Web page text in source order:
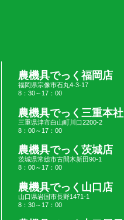
農機具でっく福岡店
福岡県宗像市石丸4-3-17
8：30～17：00
農機具でっく三重本社
三重県津市白山町川口2200-2
8：00～17：00
農機具でっく茨城店
茨城県常総市古間木新田90-1
8：00～17：00
農機具でっく山口店
山口県岩国市長野1471-1
8：30～17：00